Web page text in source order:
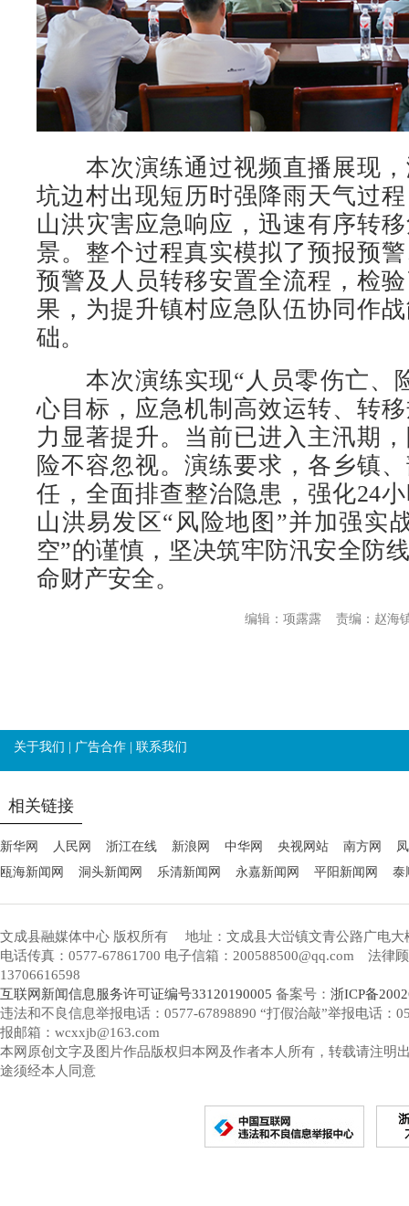
本次演练通过视频直播展现，
坑边村出现短历时强降雨天气过
山洪灾害应急响应，迅速有序转
景。整个过程真实模拟了预报预
预警及人员转移安置全流程，检
果，为提升镇村应急队伍协同作
础。
本次演练实现“人员零伤亡、
心目标，应急机制高效运转、转
力显著提升。当前已进入主汛期
险不容忽视。演练要求，各乡镇
任，全面排查整治隐患，强化24
山洪易发区“风险地图”并加强实
空”的谨慎，坚决筑牢防汛安全防
命财产安全。
责编：赵海
编辑：项露露
关于我们 广告合作 联系我们
相关链接
新华网 人民网 浙江在线 新浪网 中华网 央视网站 南方网
瓯海新闻网
洞头新闻网 乐清新闻网 永嘉新闻网 平阳新闻网 泰
文成县融媒体中心 版权所有
地址：文成县大峃镇文青公路广电大
电话传真：0577-67861700 电子信箱：200588500@qq.com 法律
13706616598
互联网新闻信息服务许可证编号33120190005 备案号： 浙ICP备
违法和不良信息举报电话：0577-67898890 “打假治敲”举报电话：
报邮箱：wcxxjb@163.com
本网原创文字及图片作品版权归本网及作者本人所有，转载请注明
途须经本人同意